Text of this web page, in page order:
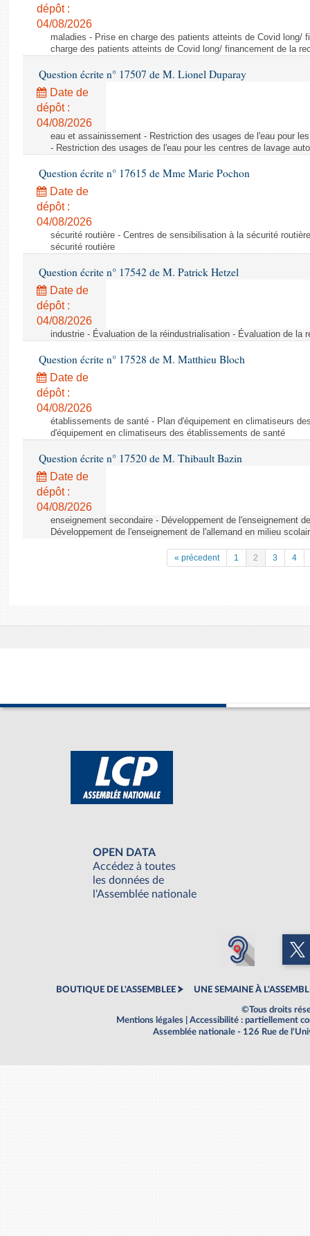
dépôt :
04/08/2026
maladies - Prise en charge des patients atteints de Covid long/
charge des patients atteints de Covid long/ financement de la
Question écrite n° 17507 de M. Lionel Duparay
Date de
dépôt :
04/08/2026
eau et assainissement - Restriction des usages de l'eau pour
- Restriction des usages de l'eau pour les centres de lavage
Question écrite n° 17615 de Mme Marie Pochon
Date de
dépôt :
04/08/2026
sécurité routière - Centres de sensibilisation à la sécurité
sécurité routière
Question écrite n° 17542 de M. Patrick Hetzel
Date de
dépôt :
04/08/2026
industrie - Évaluation de la réindustrialisation - Évaluation de la
Question écrite n° 17528 de M. Matthieu Bloch
Date de
dépôt :
04/08/2026
établissements de santé - Plan d'équipement en climatiseurs
d'équipement en climatiseurs des établissements de santé
Question écrite n° 17520 de M. Thibault Bazin
Date de
dépôt :
04/08/2026
enseignement secondaire - Développement de l'enseignement
Développement de l'enseignement de l'allemand en milieu
« précedent 1 2 3 4
OPEN DATA
Accédez à toutes
les données de
l'Assemblée nationale
BOUTIQUE DE L'ASSEMBLEE UNE SEMAINE À
©Tous droits
Mentions légales
Accessibilité : partiellement
Assemblée nationale - 126 Rue de